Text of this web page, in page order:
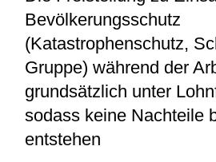
Bevölkerungsschutz
(Katastrophenschutz,
Gruppe) während der
grundsätzlich unter
sodass keine Nachteile
entstehen